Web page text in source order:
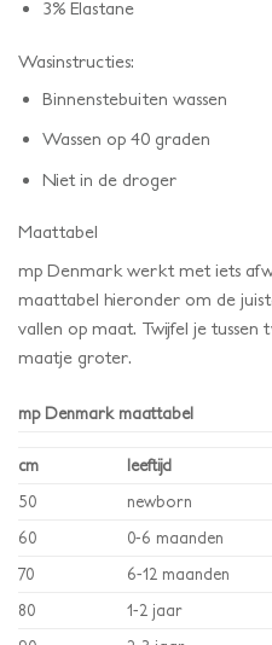
3% Elastane
Wasinstructies:
Binnenstebuiten wassen
Wassen op 40 graden
Niet in de droger
Maattabel
mp Denmark werkt met iets
maattabel hieronder om de
vallen op maat. Twijfel je tussen
maatje groter.
mp Denmark maattabel
cm
leeftijd
50
newborn
60
0-6 maanden
70
6-12 maanden
80
1-2 jaar